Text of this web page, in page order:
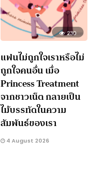
230
แฟนไม่ถูกใจเราหรือไม่
ถูกใจคนอื่น เมื่อ
Princess Treatment
จากชาวเน็ต กลายเป็น
ไม้บรรทัดในความ
สัมพันธ์ของเรา
4 August 2026